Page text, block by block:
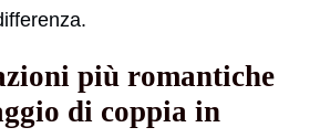
più romantiche
di coppia in